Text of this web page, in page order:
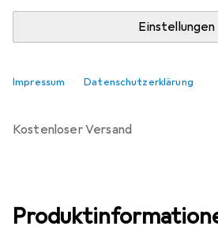
Einstellungen
Impressum Datenschutzerklärung
In den
Vergleichen
kostenloser Versand